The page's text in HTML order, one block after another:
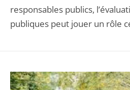
responsables publics,
publiques peut jouer un rôle